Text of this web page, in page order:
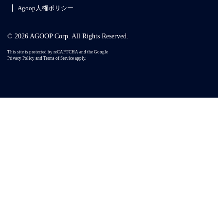
Agoop人権ポリシー
© 2026 AGOOP Corp. All Rights Reserved.
This site is protected by reCAPTCHA and the Google
Privacy Policy and Terms of Service apply.